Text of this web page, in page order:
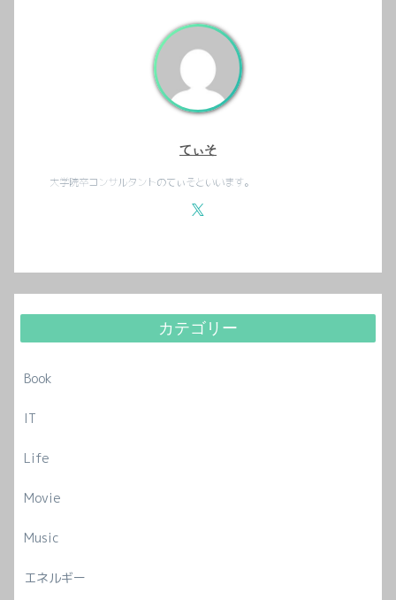
てぃそ
大学院卒コンサルタントのてぃそといいます。
カテゴリー
Book
IT
Life
Movie
Music
エネルギー